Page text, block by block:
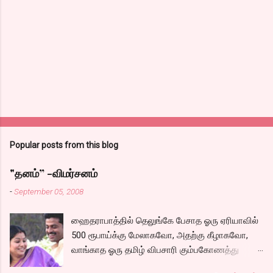
Popular posts from this blog
"தனம்” -விமர்சனம்
-September 05, 2008
ஹைதராபாத்தில் தெலுங்கே பேசாத ஓரு ஏரியாவில்
500 ரூபாய்க்கு மேலாகவோ, அதற்கு கீழாகவோ,
வாங்காத ஓரு தமிழ் விபசாரி கும்பகோணத்து